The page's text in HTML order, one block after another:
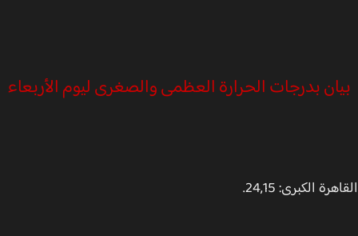
بدرجات الحرارة العظمى والصغرى ليوم الأربعاء
الكبرى: 24,15.